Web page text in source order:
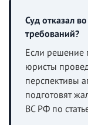
Суд отказал
требований?
Если решение
юристы
перспективы
подготовят
ВС РФ по